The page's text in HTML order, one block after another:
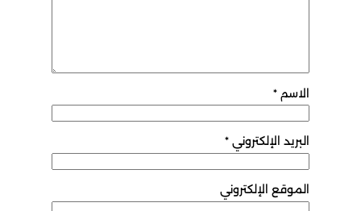
الاسم *
البريد الإلكتروني *
الموقع الإلكتروني